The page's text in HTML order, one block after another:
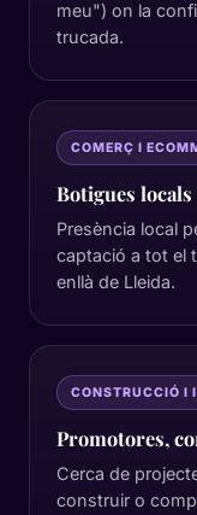
meu") on la
trucada.
COMERÇ I
Botigues
Presència local
captació a tot el
enllà de Lleida.
CONSTRUCCIÓ I
Promotores,
Cerca de
construir o